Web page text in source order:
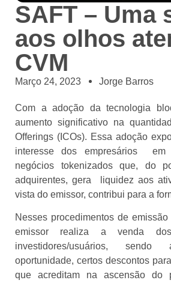
SAFT – Uma
aos olhos
CVM
Março 24, 2023 Jorge Barros
Com a adoção da tecnologia
aumento significativo na
Offerings (ICOs). Essa adoção
interesse dos empresários em
negócios tokenizados que, do
adquirentes, gera liquidez aos
vista do emissor, contribui para a
Nesses procedimentos de
emissor realiza a venda
investidores/usuários, sendo
oportunidade, certos descontos
que acreditam na ascensão do